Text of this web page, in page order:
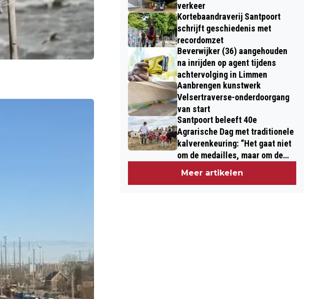
verkeer
Kortebaandraverij Santpoort
schrijft geschiedenis met
recordomzet
Beverwijker (36) aangehouden
na inrijden op agent tijdens
achtervolging in Limmen
Aanbrengen kunstwerk
Velsertraverse-onderdoorgang
van start
Santpoort beleeft 40e
Agrarische Dag met traditionele
kalverenkeuring: “Het gaat niet
om de medailles, maar om de
Meer artikelen